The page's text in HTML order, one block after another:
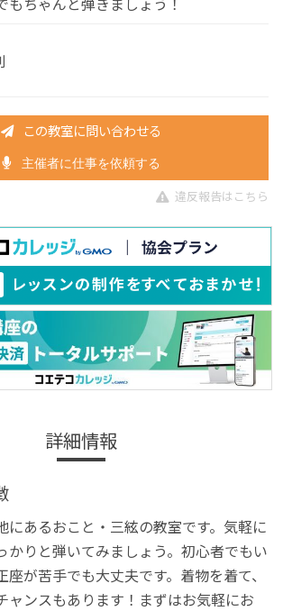
この教室に問い合わせる
主催者に仕事を依頼する
違反報告はこちら
詳細情報
にあるおこと・三絃の教室です。気軽に
かりと弾いてみましょう。初心者でもい
が苦手でも大丈夫です。着物を着て、
ャンスもあります！まずはお気軽にお